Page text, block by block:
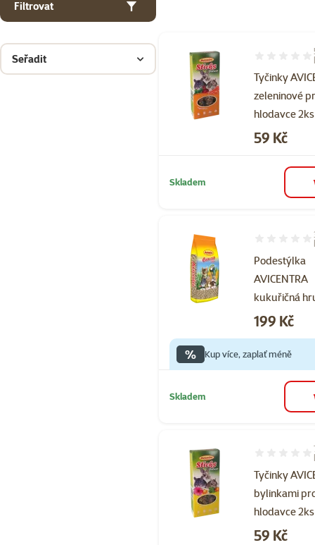
Filtrovat
Seřadit
Tyčinky
zeleninové
hlodavce 2ks
Hodnocení
Cena
59 Kč
Skladem
Podestýlka
AVICENTRA
kukuřičná
Hodnocení
Cena
199 Kč
% Kup více, zaplať méně
Skladem
Tyčinky
bylinkami
hlodavce 2ks
Hodnocení
Cena
59 Kč